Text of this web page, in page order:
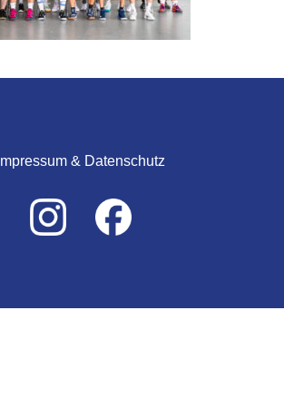
Impressum & Datenschutz